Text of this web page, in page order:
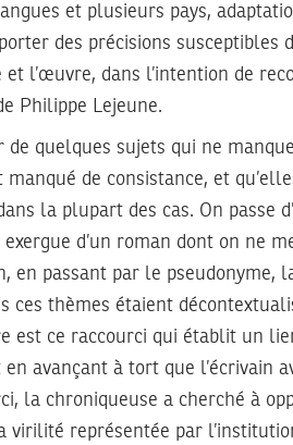
et plusieurs pays,
des précisions susceptibles
l’œuvre, dans l’intention de
Philippe Lejeune.
quelques sujets qui ne
de consistance, et
la plupart des cas. On passe
d’un roman dont on ne
en passant par le pseudonyme,
ces thèmes étaient
est ce raccourci qui établit un
avançant à tort que l’écrivain
la chroniqueuse a cherché à
virilité représentée par